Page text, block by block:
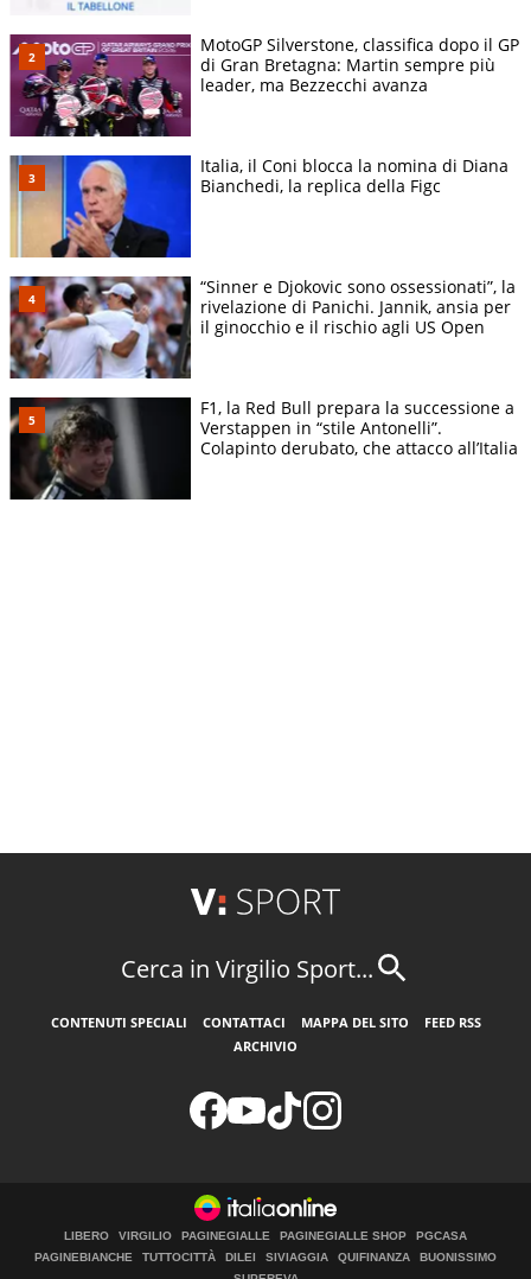
MotoGP Silverstone, classifica dopo il GP
di Gran Bretagna: Martin sempre più
leader, ma Bezzecchi avanza
Italia, il Coni blocca la nomina di Diana
Bianchedi, la replica della Figc
“Sinner e Djokovic sono ossessionati”, la
rivelazione di Panichi. Jannik, ansia per
il ginocchio e il rischio agli US Open
F1, la Red Bull prepara la successione a
Verstappen in “stile Antonelli”.
Colapinto derubato, che attacco all’Italia
Cerca in Virgilio Sport...
CONTENUTI SPECIALI CONTATTACI MAPPA DEL SITO
FEED RSS
ARCHIVIO
LIBERO VIRGILIO PAGINEGIALLE PAGINEGIALLE SHOP
PGCASA
PAGINEBIANCHE
TUTTOCITTÀ DILEI SIVIAGGIA QUIFINANZA
BUONISSIMO